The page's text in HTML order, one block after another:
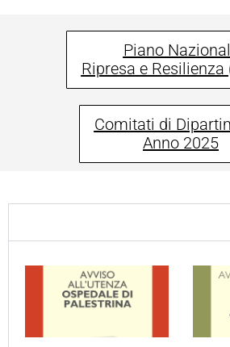
Piano
Ripresa e Resilienza
Comitati di
Anno 2025